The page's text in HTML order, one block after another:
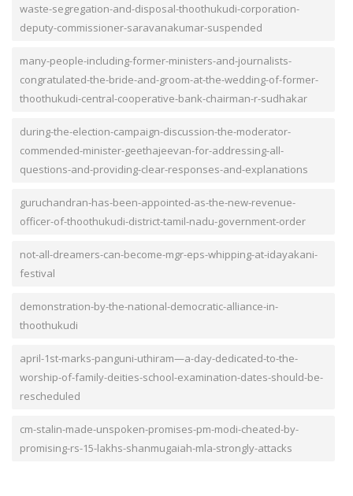
waste-segregation-and-disposal-thoothukudi-corporation-
deputy-commissioner-saravanakumar-suspended
many-people-including-former-ministers-and-journalists-
congratulated-the-bride-and-groom-at-the-wedding-of-former-
thoothukudi-central-cooperative-bank-chairman-r-sudhakar
during-the-election-campaign-discussion-the-moderator-
commended-minister-geethajeevan-for-addressing-all-
questions-and-providing-clear-responses-and-explanations
guruchandran-has-been-appointed-as-the-new-revenue-
officer-of-thoothukudi-district-tamil-nadu-government-order
not-all-dreamers-can-become-mgr-eps-whipping-at-idayakani-
festival
demonstration-by-the-national-democratic-alliance-in-
thoothukudi
april-1st-marks-panguni-uthiram—a-day-dedicated-to-the-
worship-of-family-deities-school-examination-dates-should-be-
rescheduled
cm-stalin-made-unspoken-promises-pm-modi-cheated-by-
promising-rs-15-lakhs-shanmugaiah-mla-strongly-attacks